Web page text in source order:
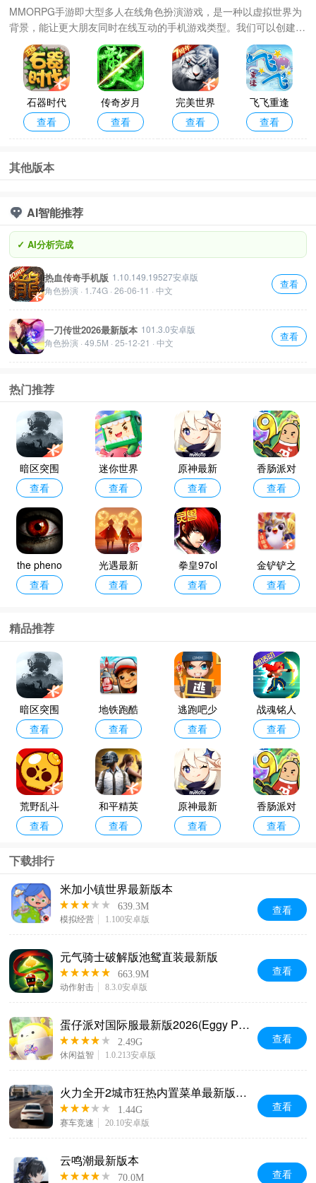
MMORPG手游即大型多人在线角色扮演游戏，是一种以虚拟世界为
背景，能让更大朋友同时在线互动的手机游戏类型。我们可以创建和
培养自己的角色，选择不同职业，探索丰富多彩的游戏世界。游戏通
常包含主线剧情、副本挑战
石器时代
觉醒最新
查看
传奇岁月
手游最新
查看
完美世界
手机版
查看
飞飞重逢
手游官方
查看
其他版本
AI智能推荐
✓ AI分析完成
热血传奇手机版 1.10.149.19527安卓版
角色扮演 · 1.74G · 26-06-11 · 中文
查看
一刀传世2026最新版本 101.3.0安卓版
角色扮演 · 49.5M · 25-12-21 · 中文
查看
热门推荐
暗区突围
最新版本2
026
查看
迷你世界
官方正版
查看
原神最新
版本2026
查看
香肠派对
手机正版
查看
the pheno
menon中
正版
查看
光遇最新
版本2026
查看
拳皇97ol
手游
查看
金铲铲之
战最新版
查看
精品推荐
暗区突围
最新版本2
026
查看
地铁跑酷
国际服最
新版2026
(Subway
Surf)
查看
逃跑吧少
年最新版
本2026
查看
战魂铭人
手游
查看
荒野乱斗
最新版本
查看
和平精英
手游
查看
原神最新
版本2026
查看
香肠派对
手机正版
查看
下载排行
米加小镇世界最新版本
639.3M
模拟经营 1.100安卓版
查看
元气骑士破解版池鸳直装最新版
663.9M
动作射击 8.3.0安卓版
查看
蛋仔派对国际服最新版2026(Eggy Party)
2.49G
休闲益智 1.0.213安卓版
查看
火力全开2城市狂热内置菜单最新版本(MadOut2 BCO)
1.44G
赛车竞速 20.10安卓版
查看
云鸣潮最新版本
70.0M 查看